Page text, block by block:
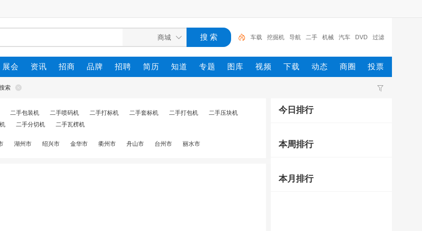
车载 挖掘机 导航 二手 机械 汽车 DVD 过滤
器 专车专用
展会 资讯 招商 品牌 招聘 简历 知道 专题 图库 视频 下载 动态 商圈 投票
索
二手包装机 二手喷码机 二手打标机 二手套标机 二手打包机
二手压块机
二手分切机 二手瓦楞机
湖州市 绍兴市 金华市 衢州市 舟山市 台州市 丽水市
今日排行
本周排行
本月排行